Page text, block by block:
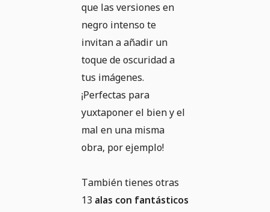
que las versiones en
negro intenso te
invitan a añadir un
toque de oscuridad a
tus imágenes.
¡Perfectas para
yuxtaponer el bien y el
mal en una misma
obra, por ejemplo!
También tienes otras
13 alas con fantásticos